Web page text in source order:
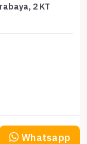
2 KT
Whatsapp